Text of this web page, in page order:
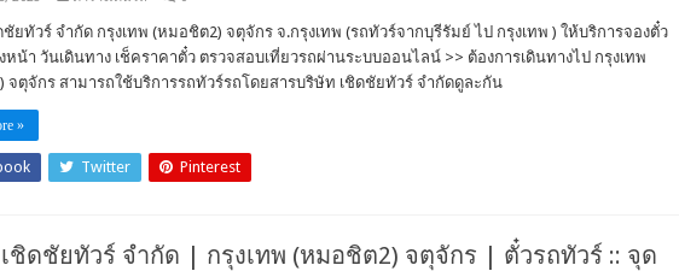
ยทัวร์ จำกัด กรุงเทพ (หมอชิต2) จตุจักร จ.กรุงเทพ (รถทัวร์จากบุรีรัมย์ ไป กรุงเทพ ) ให้บริการจองตั๋ว
หน้า วันเดินทาง เช็คราคาตั๋ว ตรวจสอบเที่ยวรถผ่านระบบออนไลน์ >> ต้องการเดินทางไป กรุงเทพ
จตุจักร สามารถใช้บริการรถทัวร์รถโดยสารบริษัท เชิดชัยทัวร์ จำกัดดูละกัน
»
Twitter Pinterest
ชิดชัยทัวร์ จำกัด | กรุงเทพ (หมอชิต2) จตุจักร | ตั๋วรถทัวร์ :: จุด